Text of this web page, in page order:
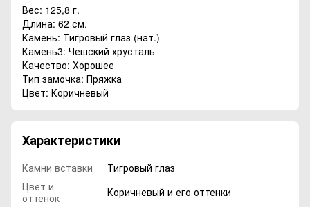
Вес: 125,8 г.
Длина: 62 см.
Камень: Тигровый глаз (нат.)
Камень3: Чешский хрусталь
Качество: Хорошее
Тип замочка: Пряжка
Цвет: Коричневый
Характеристики
Камни вставки
Тигровый глаз
Цвет и
оттенок
Коричневый и его оттенки